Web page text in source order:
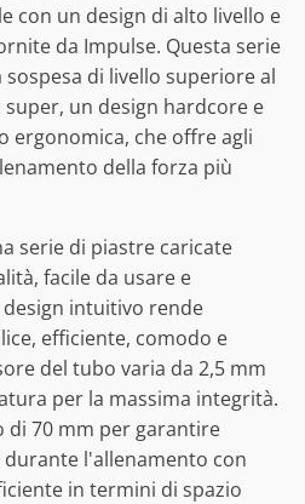
con un design di alto livello e
da Impulse. Questa serie
di livello superiore al
un design hardcore e
ergonomica, che offre agli
della forza più
serie di piastre caricate
facile da usare e
intuitivo rende
efficiente, comodo e
del tubo varia da 2,5 mm
per la massima integrità.
di 70 mm per garantire
l'allenamento con
in termini di spazio